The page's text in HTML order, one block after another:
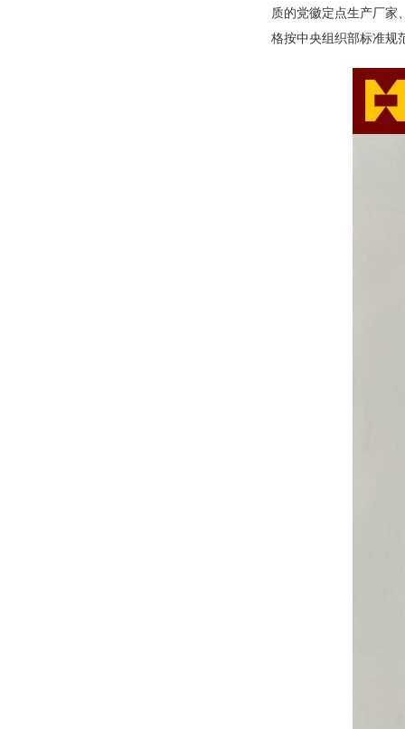
质的党徽定点生产厂
格按中央组织部标准规